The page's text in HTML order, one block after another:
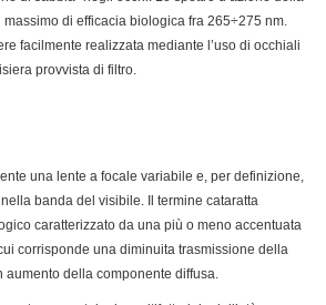
di efficacia biologica fra 265÷275 nm.
facilmente realizzata mediante l’uso di occhiali
provvista di filtro.
una lente a focale variabile e, per definizione,
banda del visibile. Il termine cataratta
caratterizzato da una più o meno accentuata
corrisponde una diminuita trasmissione della
aumento della componente diffusa.